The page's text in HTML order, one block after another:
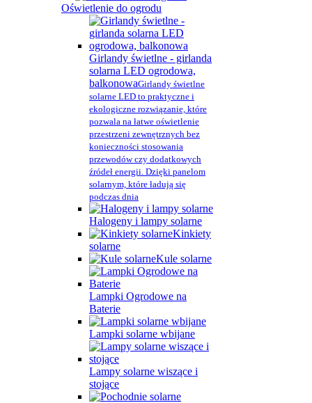
Oświetlenie do ogrodu
Girlandy świetlne - girlanda
solarna LED ogrodowa,
balkonowaGirlandy świetlne
solarne LED to praktyczne i
ekologiczne rozwiązanie, które
pozwala na łatwe oświetlenie
przestrzeni zewnętrznych bez
konieczności stosowania
przewodów czy dodatkowych
źródeł energii. Dzięki panelom
solarnym, które ładują się
podczas dnia
Halogeny i lampy solarne
Kinkiety
solarne
Kule solarne
Lampki Ogrodowe na
Baterie
Lampki solarne wbijane
Lampy solarne wiszące i
stojące